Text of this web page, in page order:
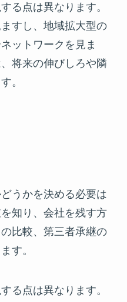
る点は異なります。
すし、地域拡大型の
ットワークを見ま
将来の伸びしろや隣
。
うかを決める必要は
知り、会社を残す方
比較、第三者承継の
す。
る点は異なります。